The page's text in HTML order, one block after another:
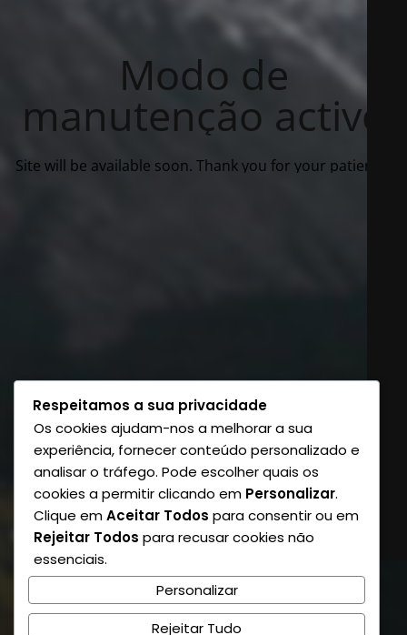
Respeitamos a sua privacidade
Os cookies ajudam-nos a melhorar a sua
experiência, fornecer conteúdo personalizado e
analisar o tráfego. Pode escolher quais os
cookies a permitir clicando em Personalizar.
Clique emAceitar Todos para consentir ou em
Rejeitar Todos para recusar cookies não
essenciais.
Personalizar
Rejeitar Tudo
Modo de
manutenção activo
Site will be available soon. Thank you for your patience!